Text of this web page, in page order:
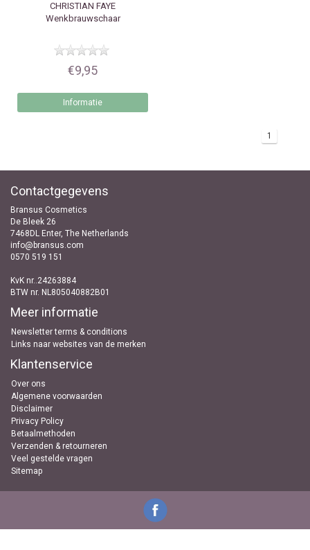
CHRISTIAN FAYE
Wenkbrauwschaar
€9,95
Informatie
1
Contactgegevens
Bransus Cosmetics
De Bleek 26
7468DL Enter, The Netherlands
info@bransus.com
0570 519 151
KvK nr..24263884
BTW nr. NL805040882B01
Meer informatie
Newsletter terms & conditions
Links naar websites van de merken
Klantenservice
Over ons
Algemene voorwaarden
Disclaimer
Privacy Policy
Betaalmethoden
Verzenden & retourneren
Veel gestelde vragen
Sitemap